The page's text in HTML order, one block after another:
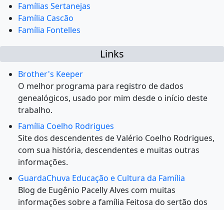
Famílias Sertanejas
Família Cascão
Família Fontelles
Links
Brother's Keeper
O melhor programa para registro de dados
genealógicos, usado por mim desde o início deste
trabalho.
Família Coelho Rodrigues
Site dos descendentes de Valério Coelho Rodrigues,
com sua história, descendentes e muitas outras
informações.
GuardaChuva Educação e Cultura da Família
Blog de Eugênio Pacelly Alves com muitas
informações sobre a família Feitosa do sertão dos